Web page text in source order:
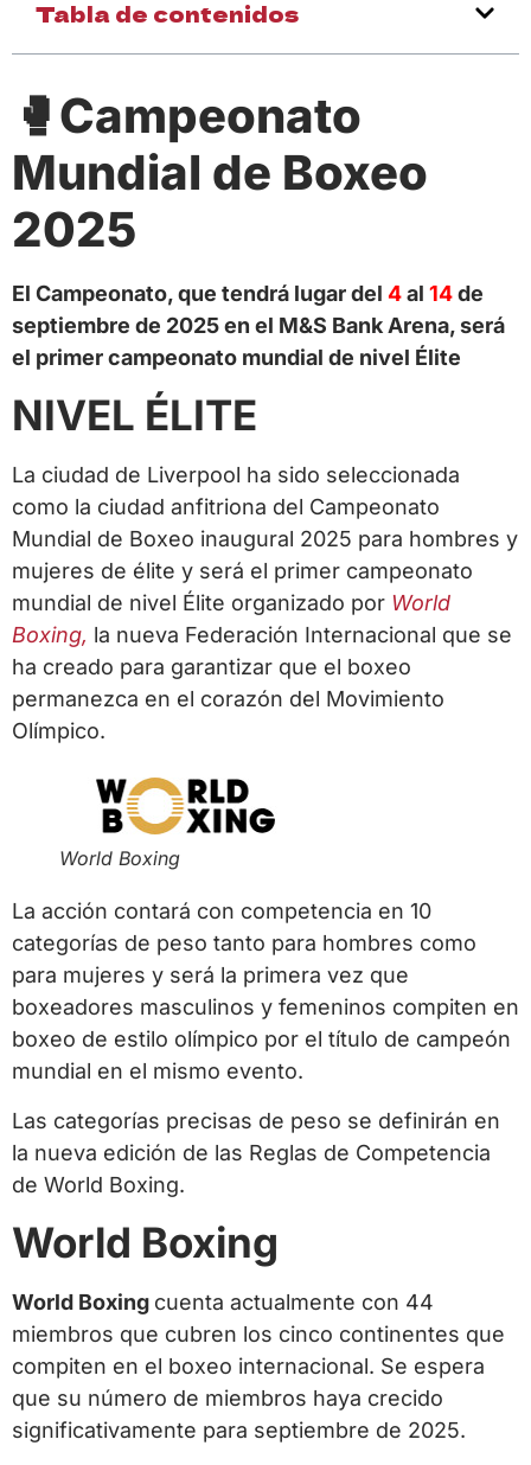
Tabla de contenidos
🥊Campeonato
Mundial de Boxeo
2025
El Campeonato, que tendrá lugar del 4al 14de
septiembre de 2025 en el M&S Bank Arena, será
el primer campeonato mundial de nivel Élite
NIVEL ÉLITE
La ciudad de Liverpool ha sido seleccionada
como la ciudad anfitriona del Campeonato
Mundial de Boxeo inaugural 2025 para hombres y
mujeres de élite y será el primer campeonato
mundial de nivel Élite organizado por World
Boxing, la nueva Federación Internacional que se
ha creado para garantizar que el boxeo
permanezca en el corazón del Movimiento
Olímpico.
World Boxing
La acción contará con competencia en 10
categorías de peso tanto para hombres como
para mujeres y será la primera vez que
boxeadores masculinos y femeninos compiten en
boxeo de estilo olímpico por el título de campeón
mundial en el mismo evento.
Las categorías precisas de peso se definirán en
la nueva edición de las Reglas de Competencia
de World Boxing.
World Boxing
World Boxing cuenta actualmente con 44
miembros que cubren los cinco continentes que
compiten en el boxeo internacional. Se espera
que su número de miembros haya crecido
significativamente para septiembre de 2025.